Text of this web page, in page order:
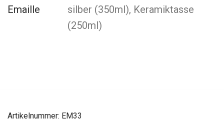
Emaille
silber (350ml), Keramiktasse
(250ml)
Artikelnummer: EM33